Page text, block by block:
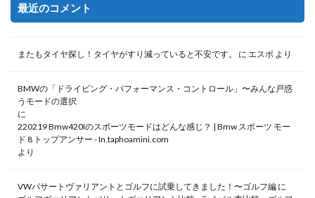
最近のコメント
またもタイヤ探し！タイヤがすり減っていると不安です。 に エスポ より
BMWの「ドライビング・パフォーマンス・コントロール」〜みんな戸惑
うモードの選択
に
220219 Bmw420Iのスポーツモードはどんな感じ？ | Bmw スポーツ モー
ド 8 トップアンサー - In.taphoamini.com
より
VWパサートヴァリアントとゴルフに試乗してきました！〜ゴルフ編 に